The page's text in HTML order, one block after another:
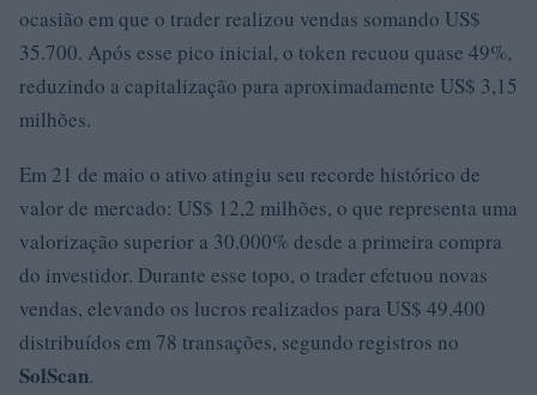
ocasião em que o trader realizou vendas somando US$
35.700. Após esse pico inicial, o token recuou quase 49%,
reduzindo a capitalização para aproximadamente US$ 3,15
milhões.
Em 21 de maio o ativo atingiu seu recorde histórico de
valor de mercado: US$ 12,2 milhões, o que representa uma
valorização superior a 30.000% desde a primeira compra
do investidor. Durante esse topo, o trader efetuou novas
vendas, elevando os lucros realizados para US$ 49.400
distribuídos em 78 transações, segundo registros no
SolScan.